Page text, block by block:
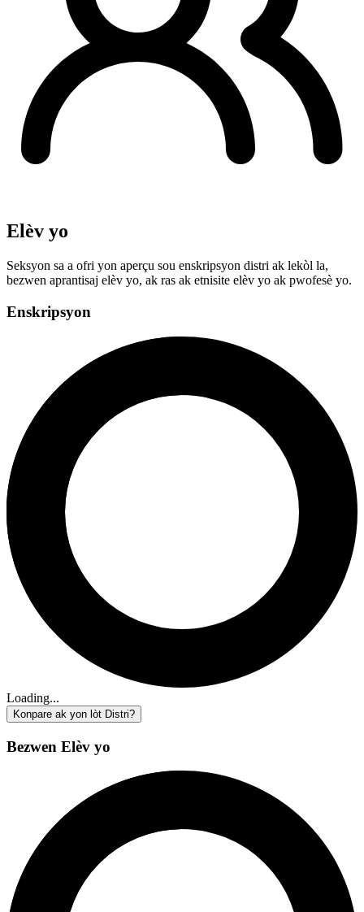
Elèv yo
Seksyon sa a ofri yon aperçu sou enskripsyon distri ak lekòl la,
bezwen aprantisaj elèv yo, ak ras ak etnisite elèv yo ak pwofesè yo.
Enskripsyon
Loading...
Konpare ak yon lòt Distri?
Bezwen Elèv yo